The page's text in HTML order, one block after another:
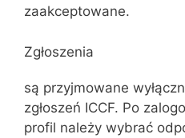
zaakceptowane.
Zgłoszenia
są przyjmowane
zgłoszeń ICCF. Po
profil należy wybrać